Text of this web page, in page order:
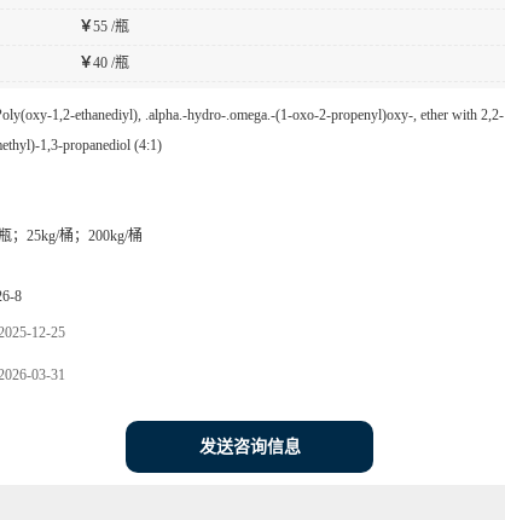
￥55 /瓶
￥40 /瓶
1,2-ethanediyl), .alpha.-hydro-.omega.-(1-oxo-2-propenyl)oxy-, ether with 2,2-
1,3-propanediol (4:1)
；25kg/桶；200kg/桶
8
12-25
03-31
发送咨询信息